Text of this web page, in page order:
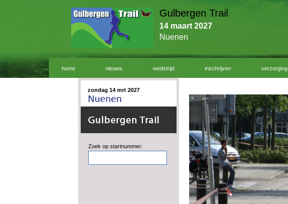
Gulbergen Trail
14 maart 2027
Nuenen
home nieuws wedstrijd inschrijven verzorging
zondag 14 mrt 2027
Zoek op startnummer: